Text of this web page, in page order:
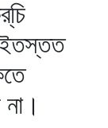
ইতস্তত